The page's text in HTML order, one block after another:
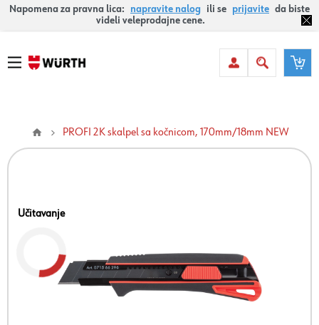
Napomena za pravna lica: napravite nalog ili se prijavite da biste
videli veleprodajne cene.
PROFI 2K skalpel sa kočnicom, 170mm/18mm NEW
Učitavanje